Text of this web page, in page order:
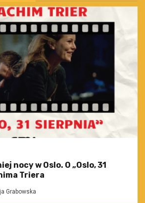
nocy w Oslo. O „Oslo, 31
Triera
Grabowska